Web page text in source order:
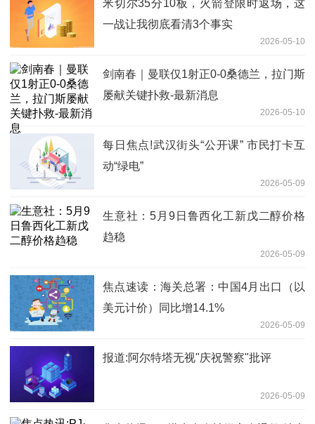
米切尔35分10板，火箭登限时返场，这
一战让我彻底看清3个事实
2026-05-10
剑南春｜曼联仅1射正0-0桑德兰，拉门斯
屡献关键扑救-最新消息
2026-05-10
每日焦点!武汉街头“公开课” 市民打卡互
动“绿电”
2026-05-09
生意社：5月9日鲁西化工新戊二醇价格
趋稳
2026-05-09
焦点速读：海关总署：中国4月出口（以
美元计价）同比增14.1%
2026-05-09
报道:阿尔特塔无视"庆祝警察"批评
2026-05-09